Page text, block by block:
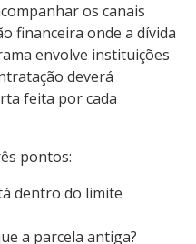
os canais
financeira onde a dívida
envolve instituições
deverá
feita por cada
pontos:
dentro do limite
a parcela antiga?